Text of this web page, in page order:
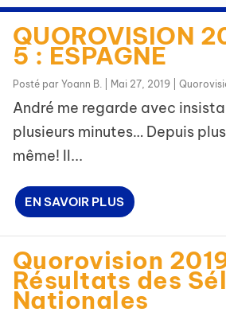
QUOROVISION
5 : ESPAGNE
Posté par Yoann B. Mai 27, 2019|
André me regarde avec
plusieurs minutes… Depuis
même! Il...
EN SAVOIR PLUS
Quorovision
Résultats des
Nationales